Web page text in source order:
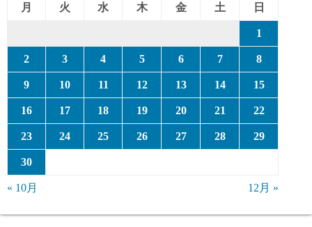
月
火 水 木 金 土 日
1
2 3 4 5 6 7 8
9 10 11 12 13 14 15
16 17 18 19 20 21 22
23 24 25 26 27 28 29
30
« 10月 12月 »